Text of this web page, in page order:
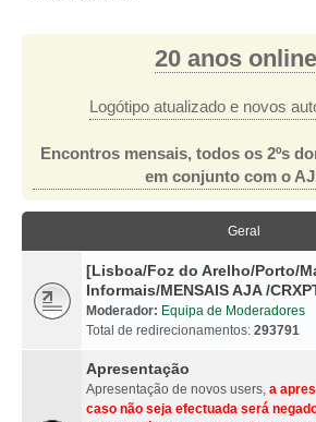
20 anos online
Logótipo atualizado e novos
Encontros mensais, todos os 2ºs
em conjunto com o
Geral
[Lisboa/Foz do Arelho/Porto/
Informais/MENSAIS AJA /
Moderador: Equipa de Moderadores
Total de redirecionamentos: 293791
Apresentação
Apresentação de novos users, a
caso não seja efectuada será